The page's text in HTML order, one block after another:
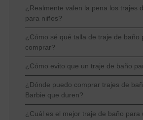
¿Realmente valen la pena los trajes
para niños?
¿Cómo sé qué talla de traje de baño
comprar?
¿Cómo evito que un traje de baño
¿Dónde puedo comprar trajes de
Barbie que duren?
¿Cuál es el mejor traje de baño para